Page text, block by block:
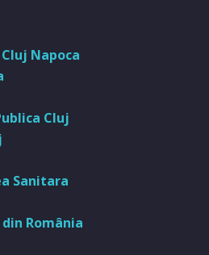
Napoca
Cluj
Sanitara
România